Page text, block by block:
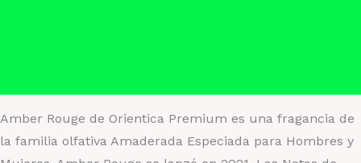
Amber Rouge de Orientica Premium es una fragancia de
la familia olfativa Amaderada Especiada para Hombres y